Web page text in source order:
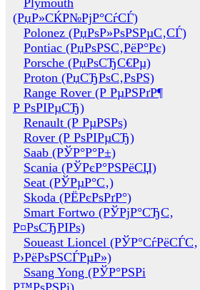
Plymouth
(РџР»СЌР№РјР°СѓСЃ)
Polonez (РџРѕР»РѕРЅРµС‚СЃ)
Pontiac (РџРѕРЅС‚РёР°Рє)
Porsche (РџРѕСЂС€Рµ)
Proton (РџСЂРѕС‚РѕРЅ)
Range Rover (Р РµРЅРґР¶
Р РѕРІРµСЂ)
Renault (Р РµРЅРѕ)
Rover (Р РѕРІРµСЂ)
Saab (РЎР°Р°Р±)
Scania (РЎРєР°РЅРёСЏ)
Seat (РЎРµР°С‚)
Skoda (РЁРєРѕРґР°)
Smart Fortwo (РЎРјР°СЂС‚
Р¤РѕСЂРІРѕ)
Soueast Lioncel (РЎР°СѓРёСЃС‚
Р›РёРѕРЅСЃРµР»)
Ssang Yong (РЎР°РЅРі
Р™РѕРЅРі)